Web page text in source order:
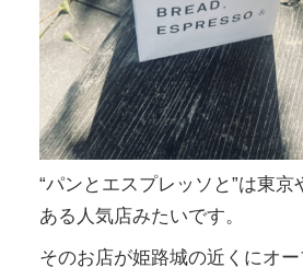
“パンとエスプレッソと”は東京
ある人気店みたいです。
そのお店が姫路城の近くにオー